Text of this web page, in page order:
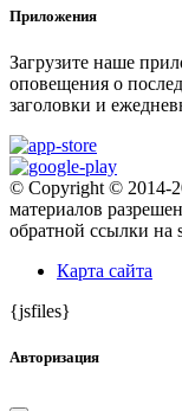
Приложения
Загрузите наше
оповещения о
заголовки и
© Copyright © 2014-
материалов
обратной ссылки на
Карта сайта
{jsfiles}
Авторизация